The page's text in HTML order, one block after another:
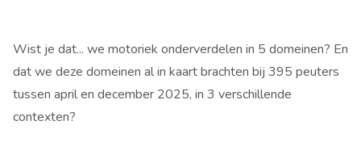
Wist je dat... we motoriek onderverdelen in 5 domeinen? En
dat we deze domeinen al in kaart brachten bij 395 peuters
tussen april en december 2025, in 3 verschillende
contexten?